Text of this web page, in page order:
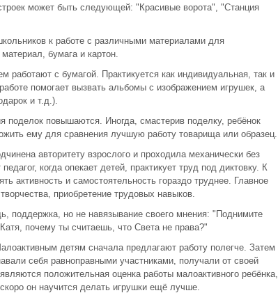
может быть следующей: "Красивые ворота", "Станция
к работе с различными материалами для
бумага и картон.
работают с бумагой. Практикуется как индивидуальная, так и
помогает вызвать альбомы с изображением игрушек, а
и т.д.).
поделок повышаются. Иногда, смастерив поделку, ребёнок
ему для сравнения лучшую работу товарища или образец.
авторитету взрослого и проходила механически без
когда опекает детей, практикует труд под диктовку. К
активность и самостоятельность гораздо труднее. Главное
приобретение трудовых навыков.
поддержка, но не навязывание своего мнения: "Поднимите
почему ты считаешь, что Света не права?"
детям сначала предлагают работу полегче. Затем
себя равноправными участниками, получали от своей
положительная оценка работы малоактивного ребёнка,
он научится делать игрушки ещё лучше.